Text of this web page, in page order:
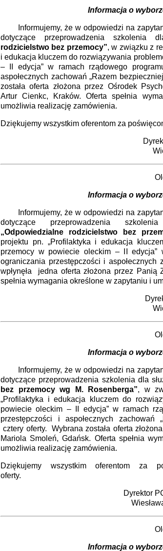
Informacja o
Informujemy, że w odpowiedzi na
dotyczące przeprowadzenia szkolenia
rodzicielstwo bez przemocy”, w związku z
i edukacja kluczem do rozwiązywania
– II edycja” w ramach rządowego
aspołecznych zachowań „Razem
została oferta złożona przez Ośrodek
Artur Cienkc, Kraków. Oferta spełnia
umożliwia realizację zamówienia.
Dziękujemy wszystkim oferentom za
Dyrektor PCPR
Wiesława
Olecko, dn.
Informacja o
Informujemy, że w odpowiedzi na
dotyczące przeprowadzenia
„Odpowiedzialne rodzicielstwo bez
projektu pn. „Profilaktyka i edukacja
przemocy w powiecie oleckim – II edycja”
ograniczania przestępczości i aspołecznych
wpłynęła jedna oferta złożona przez Panią
spełnia wymagania określone w zapytaniu i
Dyrektor PCPR
Wiesława
Olecko, dn.
Informacja o
Informujemy, że w odpowiedzi na
dotyczące przeprowadzenia szkolenia dla
bez przemocy wg M. Rosenberga”, w
„Profilaktyka i edukacja kluczem do
powiecie oleckim – II edycja” w ramach
przestępczości i aspołecznych zachowań
cztery oferty. Wybrana została oferta
Mariola Smoleń, Gdańsk. Oferta spełnia
umożliwia realizację zamówienia.
Dziękujemy wszystkim oferentom za
oferty.
Dyrektor PCPR w
Wiesława
Olecko, dn.
Informacja o